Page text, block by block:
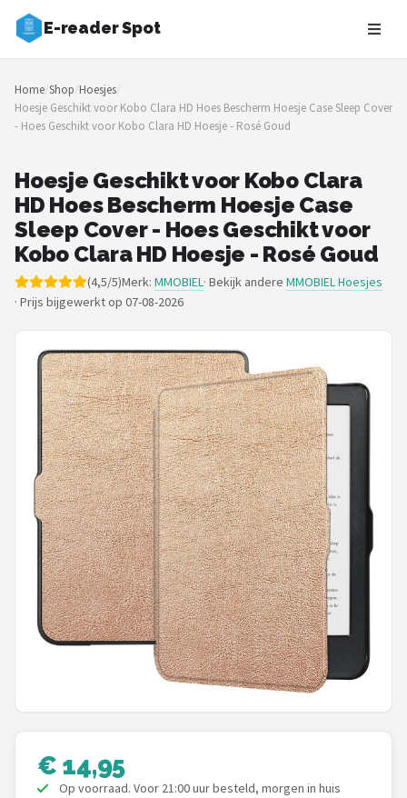
E-reader Spot
Zoeken
NAVIGATIE
Shop
Merken
Blog
Auteurs
E-readers
Shop
POPULAIRE MERKEN
Hoesje
BROTECT
iMoshion
Lunso
MMOBIEL
PocketBook
i12Cover
Goodline
Home/Shop/Hoesjes/
Hoesje Geschikt voor Kobo Clara HD Hoes Bescherm Hoesje Case Sleep Cover
- Hoes Geschikt voor Kobo Clara HD Hoesje - Rosé Goud
Hoesje Geschikt voor Kobo Clara
HD Hoes Bescherm Hoesje Case
Sleep Cover - Hoes Geschikt voor
Kobo Clara HD Hoesje - Rosé Goud
(4,5/5)Merk: MMOBIEL· Bekijk andere MMOBIEL Hoesjes
· Prijs bijgewerkt op 07-08-2026
€ 14,95
Op voorraad. Voor 21:00 uur besteld, morgen in huis